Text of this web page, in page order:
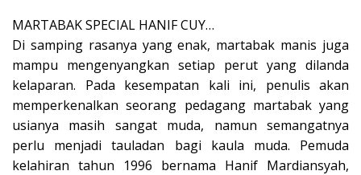
MARTABAK SPECIAL HANIF CUY…
Di samping rasanya yang enak, martabak manis juga
mampu mengenyangkan setiap perut yang dilanda
kelaparan. Pada kesempatan kali ini, penulis akan
memperkenalkan seorang pedagang martabak yang
usianya masih sangat muda, namun semangatnya
perlu menjadi tauladan bagi kaula muda. Pemuda
kelahiran tahun 1996 bernama Hanif Mardiansyah,